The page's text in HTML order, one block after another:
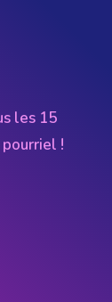
les 15
!